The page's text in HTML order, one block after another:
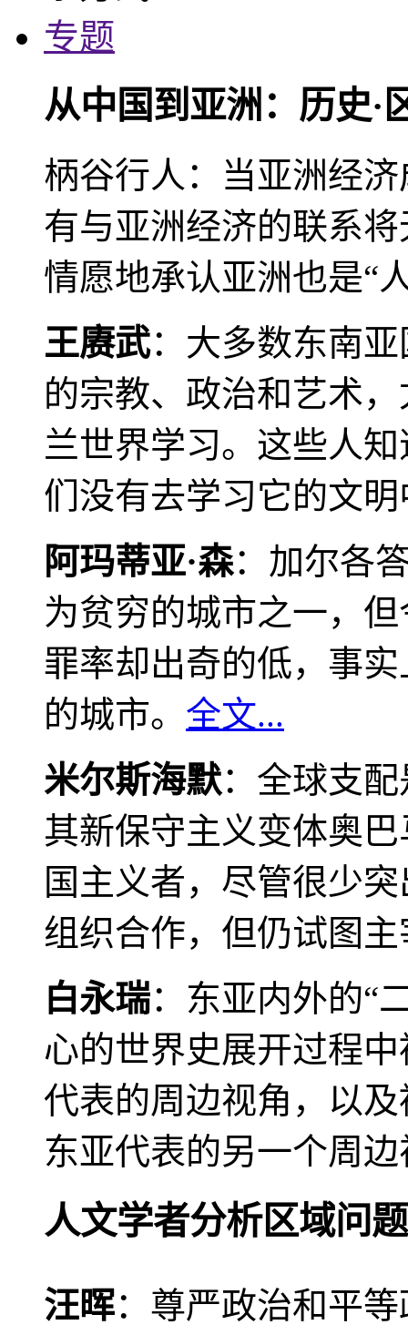
专题
从中国到亚洲：历史·
柄谷行人：当亚洲经
有与亚洲经济的联系
情愿地承认亚洲也是“
王赓武：大多数东南
的宗教、政治和艺术
兰世界学习。这些人
们没有去学习它的文
阿玛蒂亚·森：加尔各
为贫穷的城市之一，
罪率却出奇的低，事
的城市。 全文...
米尔斯海默：全球支
其新保守主义变体奥
国主义者，尽管很少
组织合作，但仍试图
白永瑞：东亚内外的“
心的世界史展开过程
代表的周边视角，以
东亚代表的另一个周
人文学者分析区域问题
汪晖：尊严政治和平